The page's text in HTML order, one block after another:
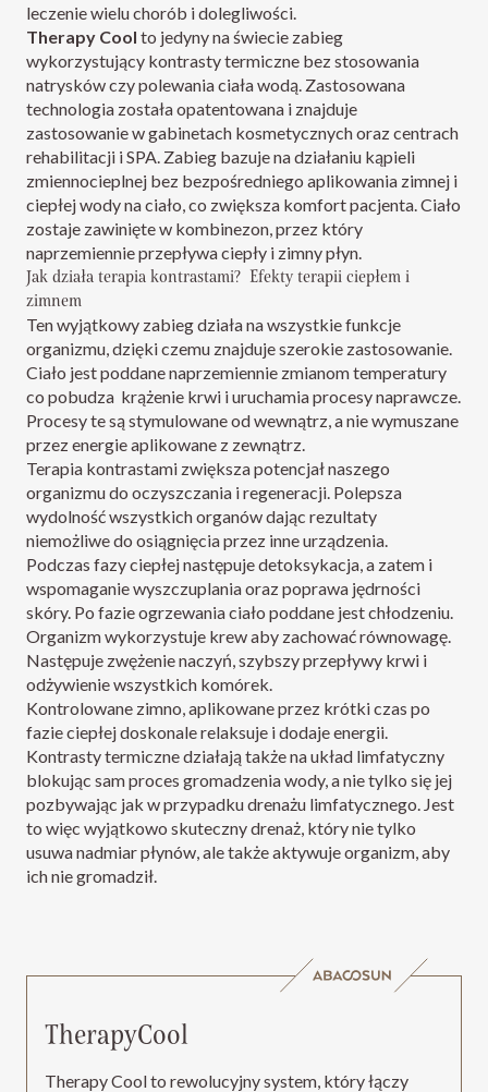
leczenie wielu chorób i dolegliwości.
Therapy Cool to jedyny na świecie zabieg
wykorzystujący kontrasty termiczne bez stosowania
natrysków czy polewania ciała wodą. Zastosowana
technologia została opatentowana i znajduje
zastosowanie w gabinetach kosmetycznych oraz centrach
rehabilitacji i SPA. Zabieg bazuje na działaniu kąpieli
zmiennocieplnej bez bezpośredniego aplikowania zimnej i
ciepłej wody na ciało, co zwiększa komfort pacjenta. Ciało
zostaje zawinięte w kombinezon, przez który
naprzemiennie przepływa ciepły i zimny płyn.
Jak działa terapia kontrastami? Efekty terapii ciepłem i
zimnem
Ten wyjątkowy zabieg działa na wszystkie funkcje
organizmu, dzięki czemu znajduje szerokie zastosowanie.
Ciało jest poddane naprzemiennie zmianom temperatury
co pobudza krążenie krwi i uruchamia procesy naprawcze.
Procesy te są stymulowane od wewnątrz, a nie wymuszane
przez energie aplikowane z zewnątrz.
Terapia kontrastami zwiększa potencjał naszego
organizmu do oczyszczania i regeneracji. Polepsza
wydolność wszystkich organów dając rezultaty
niemożliwe do osiągnięcia przez inne urządzenia.
Podczas fazy ciepłej następuje detoksykacja, a zatem i
wspomaganie wyszczuplania oraz poprawa jędrności
skóry. Po fazie ogrzewania ciało poddane jest chłodzeniu.
Organizm wykorzystuje krew aby zachować równowagę.
Następuje zwężenie naczyń, szybszy przepływy krwi i
odżywienie wszystkich komórek.
Kontrolowane zimno, aplikowane przez krótki czas po
fazie ciepłej doskonale relaksuje i dodaje energii.
Kontrasty termiczne działają także na układ limfatyczny
blokując sam proces gromadzenia wody, a nie tylko się jej
pozbywając jak w przypadku drenażu limfatycznego. Jest
to więc wyjątkowo skuteczny drenaż, który nie tylko
usuwa nadmiar płynów, ale także aktywuje organizm, aby
ich nie gromadził.
TherapyCool
Therapy Cool to rewolucyjny system, który łączy